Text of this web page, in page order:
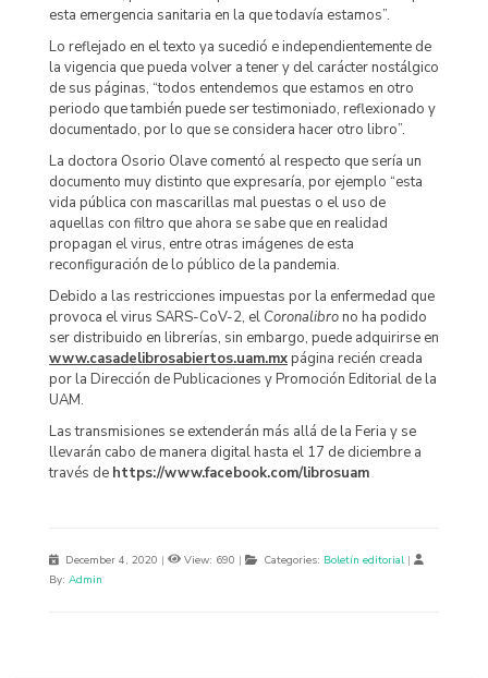
esta emergencia sanitaria en la que todavía estamos”.
Lo reflejado en el texto ya sucedió e independientemente de
la vigencia que pueda volver a tener y del carácter nostálgico
de sus páginas, “todos entendemos que estamos en otro
periodo que también puede ser testimoniado, reflexionado y
documentado, por lo que se considera hacer otro libro”.
La doctora Osorio Olave comentó al respecto que sería un
documento muy distinto que expresaría, por ejemplo “esta
vida pública con mascarillas mal puestas o el uso de
aquellas con filtro que ahora se sabe que en realidad
propagan el virus, entre otras imágenes de esta
reconfiguración de lo público de la pandemia.
Debido a las restricciones impuestas por la enfermedad que
provoca el virus SARS-CoV-2, el Coronalibrono ha podido
ser distribuido en librerías, sin embargo, puede adquirirse en
www.casadelibrosabiertos.uam.mxpágina recién creada
por la Dirección de Publicaciones y Promoción Editorial de la
UAM.
Las transmisiones se extenderán más allá de la Feria y se
llevarán cabo de manera digital hasta el 17 de diciembre a
través de https://www.facebook.com/librosuam
December 4, 2020 | View: 690 | Categories: Boletín editorial |
By: Admin